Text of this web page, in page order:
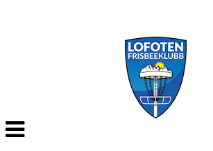
Veksle
navigasjon